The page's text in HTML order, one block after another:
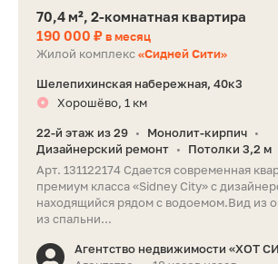
70,4 м², 2-комнатная квартира
190 000 ₽в месяц
Жилой комплекс«Сидней Сити»
Шелепихинская набережная, 40к3
Хорошёво, 1 км
22-й этаж из 29 • Монолит-кирпич •
Дизайнерский ремонт •
Потолки 3,2 м
Арт. 131122174 Сдается современная
премиум класса «Sidney City» с
находящийся рядом с водоемом.Вид из
из спальни...
Агентство недвижимости «ХОТ